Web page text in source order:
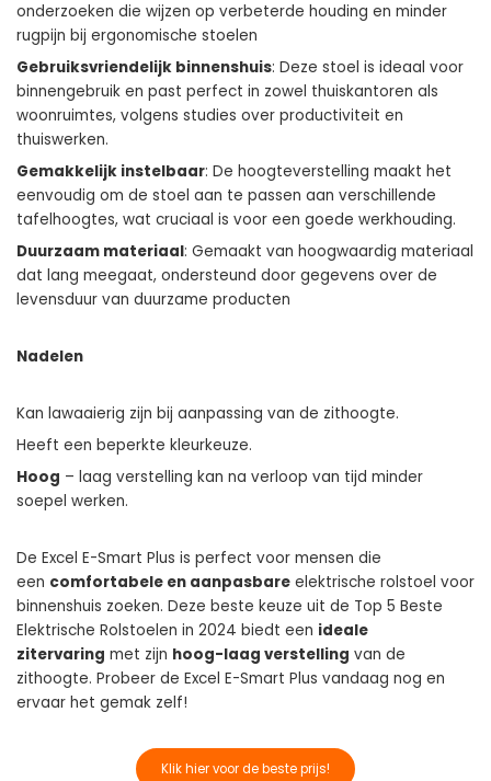
onderzoeken die wijzen op verbeterde houding en minder
rugpijn bij ergonomische stoelen
Gebruiksvriendelijk binnenshuis: Deze stoel is ideaal voor
binnengebruik en past perfect in zowel thuiskantoren als
woonruimtes, volgens studies over productiviteit en
thuiswerken.
Gemakkelijk instelbaar: De hoogteverstelling maakt het
eenvoudig om de stoel aan te passen aan verschillende
tafelhoogtes, wat cruciaal is voor een goede werkhouding.
Duurzaam materiaal: Gemaakt van hoogwaardig materiaal
dat lang meegaat, ondersteund door gegevens over de
levensduur van duurzame producten
Nadelen
Kan lawaaierig zijn bij aanpassing van de zithoogte.
Heeft een beperkte kleurkeuze.
Hoog – laag verstelling kan na verloop van tijd minder
soepel werken.
De Excel E-Smart Plus is perfect voor mensen die
een comfortabele en aanpasbare elektrische rolstoel voor
binnenshuis zoeken. Deze beste keuze uit de Top 5 Beste
Elektrische Rolstoelen in 2024 biedt een ideale
zitervaring met zijn hoog-laag verstelling van de
zithoogte. Probeer de Excel E-Smart Plus vandaag nog en
ervaar het gemak zelf!
Klik hier voor de beste prijs!